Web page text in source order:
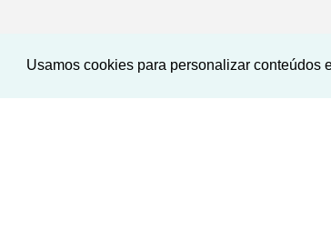
Usamos cookies para personalizar conteúdos